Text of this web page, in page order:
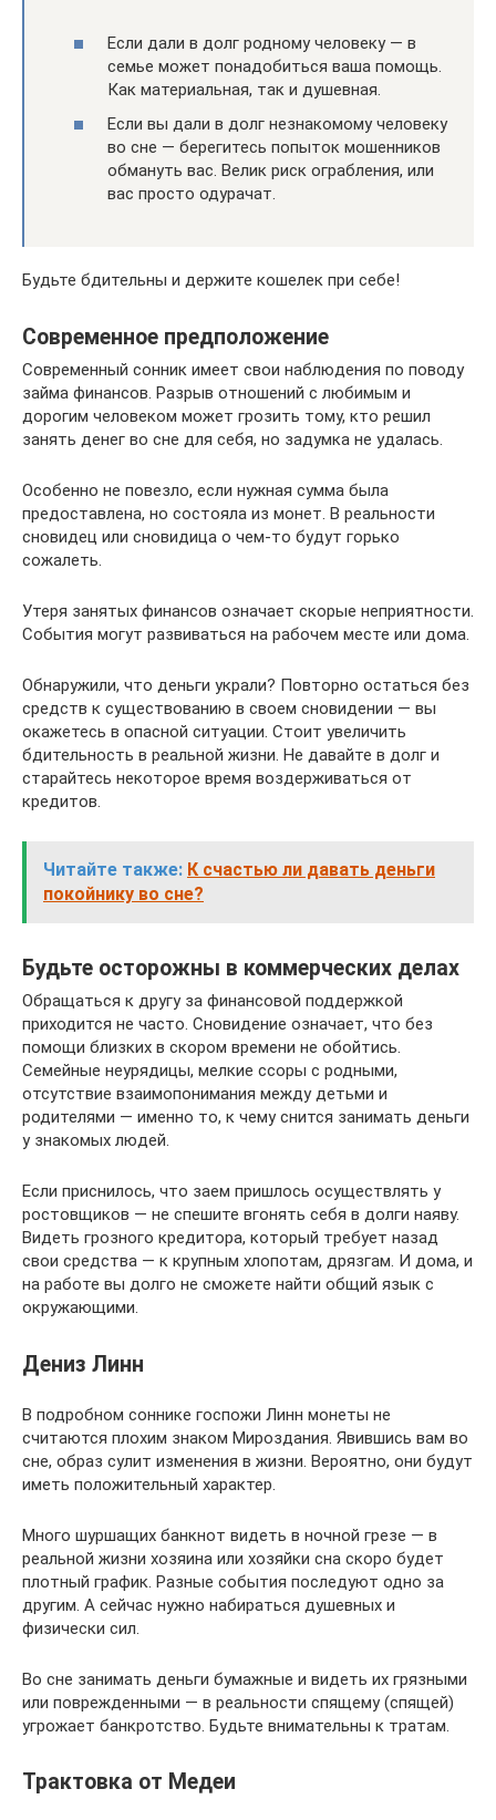
Если дали в долг родному человеку — в
семье может понадобиться ваша помощь.
Как материальная, так и душевная.
Если вы дали в долг незнакомому человеку
во сне — берегитесь попыток мошенников
обмануть вас. Велик риск ограбления, или
вас просто одурачат.
Будьте бдительны и держите кошелек при себе!
Современное предположение
Современный сонник имеет свои наблюдения по поводу
займа финансов. Разрыв отношений с любимым и
дорогим человеком может грозить тому, кто решил
занять денег во сне для себя, но задумка не удалась.
Особенно не повезло, если нужная сумма была
предоставлена, но состояла из монет. В реальности
сновидец или сновидица о чем-то будут горько
сожалеть.
Утеря занятых финансов означает скорые неприятности.
События могут развиваться на рабочем месте или дома.
Обнаружили, что деньги украли? Повторно остаться без
средств к существованию в своем сновидении — вы
окажетесь в опасной ситуации. Стоит увеличить
бдительность в реальной жизни. Не давайте в долг и
старайтесь некоторое время воздерживаться от
кредитов.
Читайте также: К счастью ли давать деньги
покойнику во сне?
Будьте осторожны в коммерческих делах
Обращаться к другу за финансовой поддержкой
приходится не часто. Сновидение означает, что без
помощи близких в скором времени не обойтись.
Семейные неурядицы, мелкие ссоры с родными,
отсутствие взаимопонимания между детьми и
родителями — именно то, к чему снится занимать деньги
у знакомых людей.
Если приснилось, что заем пришлось осуществлять у
ростовщиков — не спешите вгонять себя в долги наяву.
Видеть грозного кредитора, который требует назад
свои средства — к крупным хлопотам, дрязгам. И дома, и
на работе вы долго не сможете найти общий язык с
окружающими.
Дениз Линн
В подробном соннике госпожи Линн монеты не
считаются плохим знаком Мироздания. Явившись вам во
сне, образ сулит изменения в жизни. Вероятно, они будут
иметь положительный характер.
Много шуршащих банкнот видеть в ночной грезе — в
реальной жизни хозяина или хозяйки сна скоро будет
плотный график. Разные события последуют одно за
другим. А сейчас нужно набираться душевных и
физически сил.
Во сне занимать деньги бумажные и видеть их грязными
или поврежденными — в реальности спящему (спящей)
угрожает банкротство. Будьте внимательны к тратам.
Трактовка от Медеи